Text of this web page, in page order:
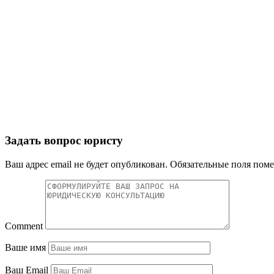
Задать вопрос юристу
Ваш адрес email не будет опубликован. Обязательные поля
Comment
Ваше имя
Ваш Email